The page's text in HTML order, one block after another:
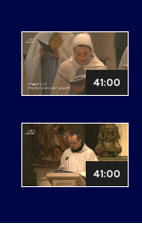
41:00
41:00